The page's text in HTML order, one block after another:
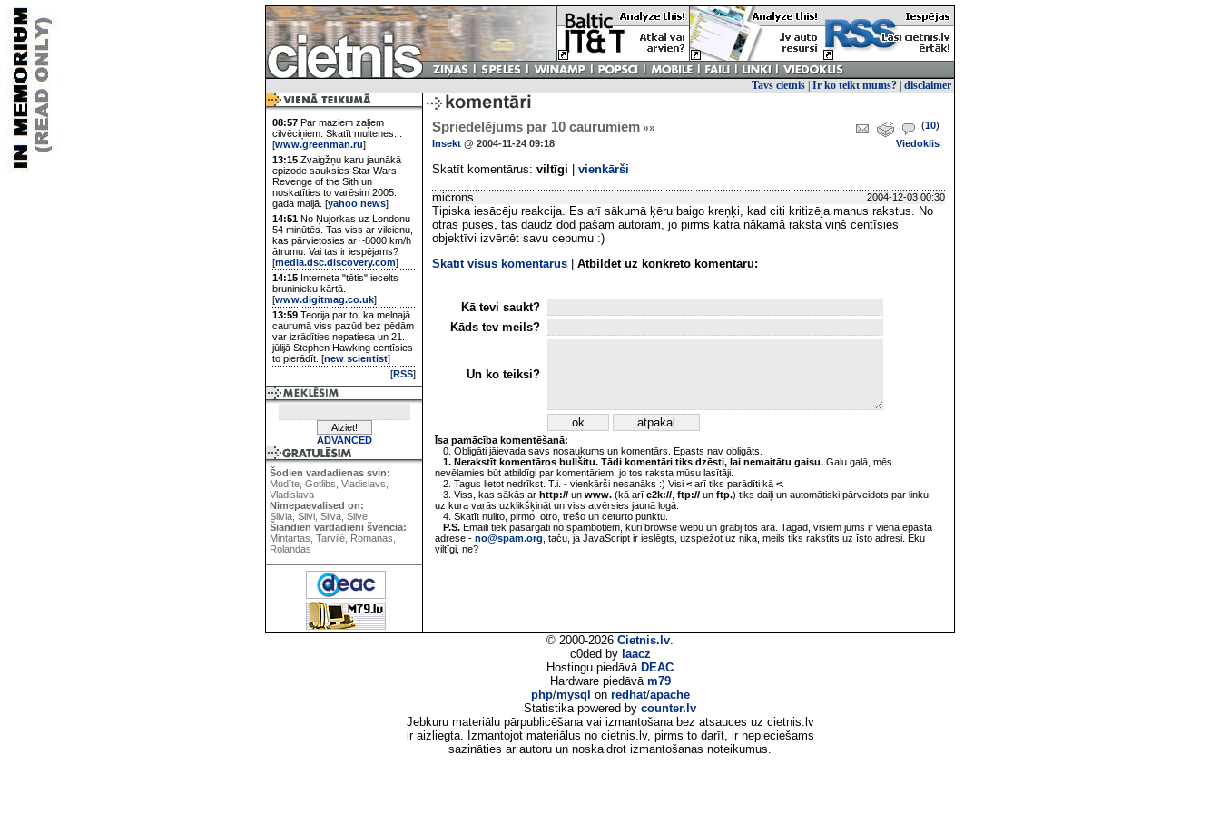
Tavs cietnis Ir ko teikt mums? disclaimer
08:57 Par maziem zaļiem
cilvēciņiem. Skatīt multenes...
[www.greenman.ru]
13:15 Zvaigžņu karu jaunākā
epizode sauksies Star Wars:
Revenge of the Sith un
noskatīties to varēsim 2005.
gada maijā. [yahoo news]
14:51 No Ņujorkas uz Londonu
54 minūtēs. Tas viss ar vilcienu,
kas pārvietosies ar ~8000 km/h
ātrumu. Vai tas ir iespējams?
[media.dsc.discovery.com]
14:15 Interneta "tētis" iecelts
bruņinieku kārtā.
[www.digitmag.co.uk]
13:59 Teorija par to, ka melnajā
caurumā viss pazūd bez pēdām
var izrādīties nepatiesa un 21.
jūlijā Stephen Hawking centīsies
to pierādīt. [new scientist]
[RSS]
ADVANCED
Šodien vardadienas svin:
Mudīte, Gotlibs, Vladislavs,
Vladislava
Nimepaevalised on:
Silvia, Silvi, Silva, Silve
Šiandien vardadieni švencia:
Mintartas, Tarvilė, Romanas,
Rolandas
Spriedelējums par 10 caurumiem »» (10)
Insekt @ 2004-11-24 09:18 Viedoklis
Skatīt komentārus: viltīgi vienkārši
microns 2004-12-03 00:30
Tipiska iesācēju reakcija. Es arī sākumā ķēru baigo kreņķi, kad citi kritizēja manus rakstus. No
otras puses, tas daudz dod pašam autoram, jo pirms katra nākamā raksta viņš centīsies
objektīvi izvērtēt savu cepumu :)
Skatīt visus komentārus
Atbildēt uz konkrēto komentāru:
Kā tevi saukt?
Kāds tev meils?
Un ko teiksi?
Īsa pamācība komentēšanā:
0. Obligāti jāievada savs nosaukums un komentārs. Epasts nav obligāts.
1. Nerakstīt komentāros bullšitu. Tādi komentāri tiks dzēsti, lai nemaitātu gaisu. Galu galā, mēs
nevēlamies būt atbildīgi par komentāriem, jo tos raksta mūsu lasītāji.
2. Tagus lietot nedrīkst. T.i. - vienkārši nesanāks :) Visi < arī tiks parādīti kā <
3. Viss, kas sākās ar http:// un www. (kā arī e2k:// ftp:// un ftp.) tiks daiļi un automātiski pārveidots par linku,
uz kura varās uzklikšķināt un viss atvērsies jaunā logā.
4. Skatīt nullto, pirmo, otro, trešo un ceturto punktu.
P.S. Emaili tiek pasargāti no spambotiem, kuri browsē webu un grābj tos ārā. Tagad, visiem jums ir viena epasta
adrese - no@spam.org , taču, ja JavaScript ir ieslēgts, uzspiežot uz nika, meils tiks rakstīts uz īsto adresi. Eku
viltīgi, ne?
© 2000-2026 Cietnis.lv.
c0ded by laacz
Hostingu piedāvā DEAC
Hardware piedāvā m79
php/mysql on redhat/apache
Statistika powered by counter.lv
Jebkuru materiālu pārpublicēšana vai izmantošana bez atsauces uz cietnis.lv
ir aizliegta. Izmantojot materiālus no cietnis.lv, pirms to darīt, ir nepieciešams
sazināties ar autoru un noskaidrot izmantošanas noteikumus.